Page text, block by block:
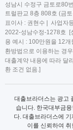
성남시 수정구 금토로80
트럴판교 8층 808호 (금
표이사 : 권현수 | 사업자
2022-성남수정-1278호 [
용 예시 : 100만원을 12
환방법으로 이용하는 경
대출계약 내용에 따라 달
환 조건 없음.]
대출브라더스는 광고
습니다. 한국대부금
다. 대출브라더스에
이를 신뢰하여